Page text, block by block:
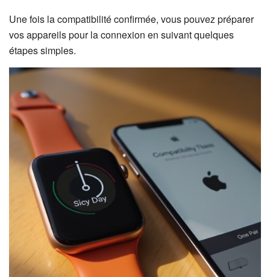
Une fois la compatibilité confirmée, vous pouvez préparer
vos appareils pour la connexion en suivant quelques
étapes simples.